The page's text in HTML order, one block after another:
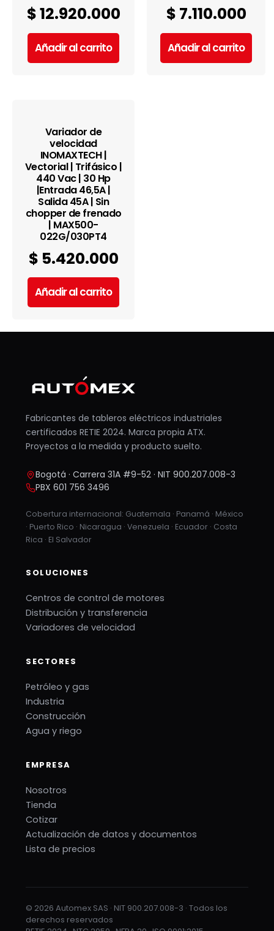
$12.920.000
Añadir al carrito
$ 7.110.000
Añadir al carrito
Variador de
velocidad
INOMAXTECH |
Vectorial | Trifásico |
440 Vac | 30 Hp
|Entrada 46,5A |
Salida 45A | Sin
chopper de frenado
| MAX500-
022G/030PT4
$ 5.420.000
Añadir al carrito
Fabricantes de tableros eléctricos industriales
certificados RETIE 2024. Marca propia ATX.
Proyectos a la medida y producto suelto.
Bogotá · Carrera 31A #9-52 · NIT 900.207.008-3
PBX 601 756 3496
Cobertura internacional: Guatemala · Panamá · México
· Puerto Rico · Nicaragua · Venezuela · Ecuador · Costa
Rica · El Salvador
SOLUCIONES
Centros de control de motores
Distribución y transferencia
Variadores de velocidad
SECTORES
Petróleo y gas
Industria
Construcción
Agua y riego
EMPRESA
Nosotros
Tienda
Cotizar
Actualización de datos y documentos
Lista de precios
© 2026 Automex SAS · NIT 900.207.008-3 · Todos los
derechos reservados